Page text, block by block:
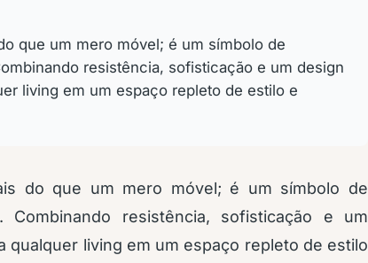
que um mero móvel; é um símbolo de
resistência, sofisticação e um design
living em um espaço repleto de estilo e
do que um mero móvel; é um símbolo de
Combinando resistência, sofisticação e um
living em um espaço repleto de estilo